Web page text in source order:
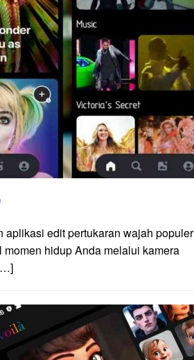
aplikasi edit pertukaran wajah populer
hidup Anda melalui kamera